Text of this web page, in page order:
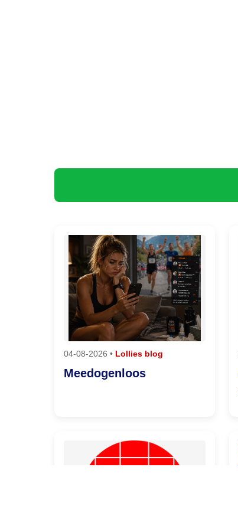
04-08-2026 • Lollies blog
Meedogenloos